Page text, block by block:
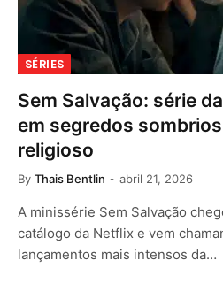
SÉRIES
Sem Salvação: série
em segredos
religioso
By Thais Bentlin abril 21, 2026
A minissérie Sem Salvação
catálogo da Netflix e vem
lançamentos mais intensos da…